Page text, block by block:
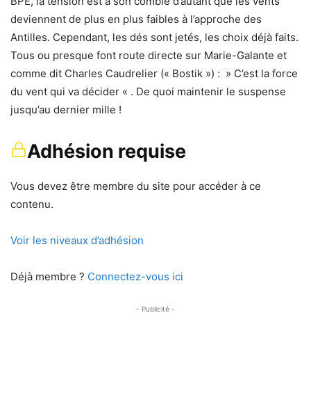
deviennent de plus en plus faibles à l’approche des
Antilles. Cependant, les dés sont jetés, les choix déjà faits.
Tous ou presque font route directe sur Marie-Galante et
comme dit Charles Caudrelier (« Bostik ») : » C’est la force
du vent qui va décider « . De quoi maintenir le suspense
jusqu’au dernier mille !
Adhésion requise
Vous devez être membre du site pour accéder à ce
contenu.
Voir les niveaux d’adhésion
Déjà membre ? Connectez-vous ici
- Publicité -